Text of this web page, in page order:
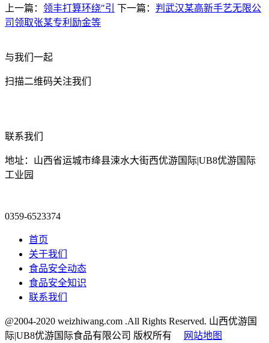
上一篇： 领丰打算环绕″引 下一篇： 判武汉某高新手艺无限公
司领取张某专利励金等
与我们一起
扫描二维码关注我们
联系我们
地址：山西省运城市绛县涑水大街西优游国际|UB8优游国际
工业园
0359-6523374
首页
关于我们
食品安全动态
食品安全知识
联系我们
@2004-2020 weizhiwang.com .All Rights Reserved. 山西优游国
际|UB8优游国际食品有限公司 版权所有
网站地图